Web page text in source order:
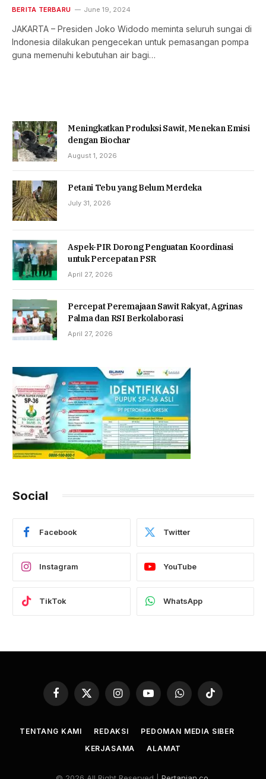
BERITA TERBARU June 19, 2024
JAKARTA – Presiden Joko Widodo meminta seluruh sungai di
Indonesia dilakukan pengecekan untuk pemasangan pompa
guna memenuhi kebutuhan air bagi…
Meningkatkan Produksi Sawit, Menekan Emisi
dengan Biochar
August 1, 2026
Petani Tebu yang Belum Merdeka
July 31, 2026
Aspek-PIR Dorong Penguatan Koordinasi
untuk Percepatan PSR
April 27, 2026
Percepat Peremajaan Sawit Rakyat, Agrinas
Palma dan RSI Berkolaborasi
April 27, 2026
Social
Facebook Twitter
Instagram YouTube
TikTok WhatsApp
Facebook
X
(Twitter)
InstagramYouTubeWhatsAppTikTok
TENTANG KAMI REDAKSI
PEDOMAN MEDIA SIBER
KERJASAMA
ALAMAT